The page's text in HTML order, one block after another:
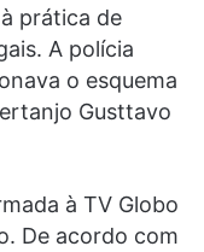
prática de
A polícia
o esquema
Gusttavo
à TV Globo
De acordo com